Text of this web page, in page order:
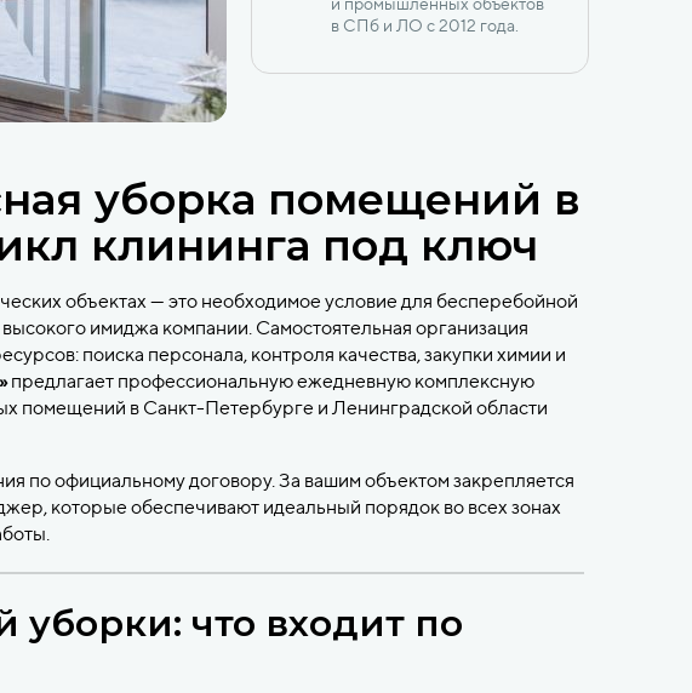
в СПб и ЛО с 2012 года.
уборка помещений в
клининга под ключ
объектах — это необходимое условие для бесперебойной
имиджа компании. Самостоятельная организация
поиска персонала, контроля качества, закупки химии и
предлагает профессиональную ежедневную комплексную
помещений в Санкт-Петербурге и Ленинградской области
по официальному договору. За вашим объектом закрепляется
которые обеспечивают идеальный порядок во всех зонах
что входит по